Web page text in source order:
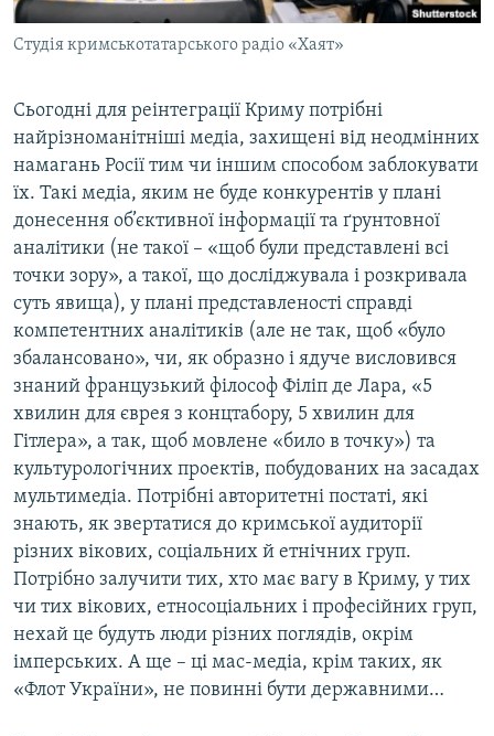
Студія кримськотатарського радіо «Хаят»
Сьогодні для реінтеграції Криму потрібні
найрізноманітніші медіа, захищені від неодмінних
намагань Росії тим чи іншим способом заблокувати
їх. Такі медіа, яким не буде конкурентів у плані
донесення об’єктивної інформації та ґрунтовної
аналітики (не такої – «щоб були представлені всі
точки зору», а такої, що досліджувала і розкривала
суть явища), у плані представленості справді
компетентних аналітиків (але не так, щоб «було
збалансовано», чи, як образно і ядуче висловився
знаний французький філософ Філіп де Лара, «5
хвилин для єврея з концтабору, 5 хвилин для
Гітлера», а так, щоб мовлене «било в точку») та
культурологічних проектів, побудованих на засадах
мультимедіа. Потрібні авторитетні постаті, які
знають, як звертатися до кримської аудиторії
різних вікових, соціальних й етнічних груп.
Потрібно залучити тих, хто має вагу в Криму, у тих
чи тих вікових, етносоціальних і професійних груп,
нехай це будуть люди різних поглядів, окрім
імперських. А ще – ці мас-медіа, крім таких, як
«Флот України», не повинні бути державними…